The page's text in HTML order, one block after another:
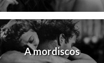
A mordiscos